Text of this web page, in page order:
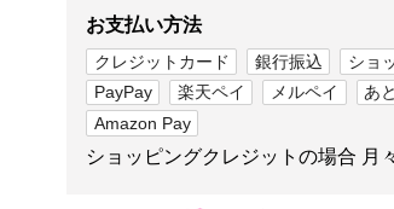
お支払い方法
クレジットカード 銀行振込 ショ
PayPay
楽天ペイ メルペイ あ
Amazon Pay
ショッピングクレジットの場合 月